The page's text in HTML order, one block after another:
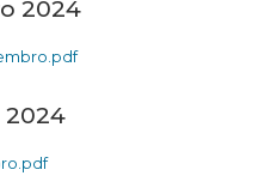
2024
2024